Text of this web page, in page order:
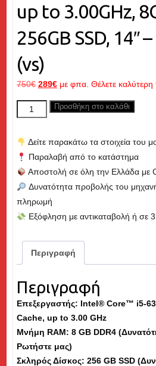
up to 3.00GHz,
256GB SSD, 14″
(vs)
750€ Original
price
was:
289€Η
τρέχουσα
τιμή
289€.
με φπα. Θέλετε καλύτερη
ProBook
840
Core
i5
up
to
3.00GHz,
RAM,
256GB
14"
-
Εκθεσιακό
(vs)
ποσότητα
Προσθήκη στο καλάθι
Δείτε παρακάτω τα στοιχεία του
Παραλαβή από το κατάστημα
Αποστολή σε όλη την Ελλάδα με
Δυνατότητα προβολής του
πληρωμή
Εξόφληση με αντικαταβολή ή σε 3
Περιγραφή
Περιγραφή
Επεξεργαστής: Intel® Core™ i5-
Cache, up to 3.00 GHz
Μνήμη RAM: 8 GB DDR4
Ρωτήστε μας)
Σκληρός Δίσκος: 256 GB SSD